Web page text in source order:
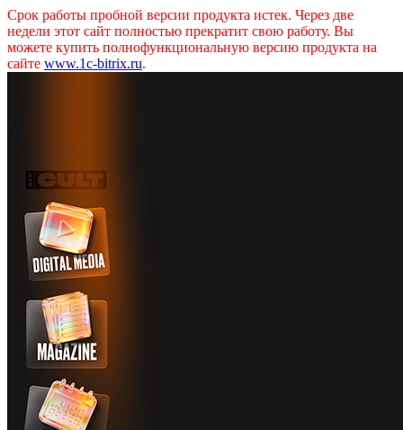
Срок работы пробной версии продукта истек. Через две
недели этот сайт полностью прекратит свою работу. Вы
можете купить полнофункциональную версию продукта на
сайте www.1c-bitrix.ru.